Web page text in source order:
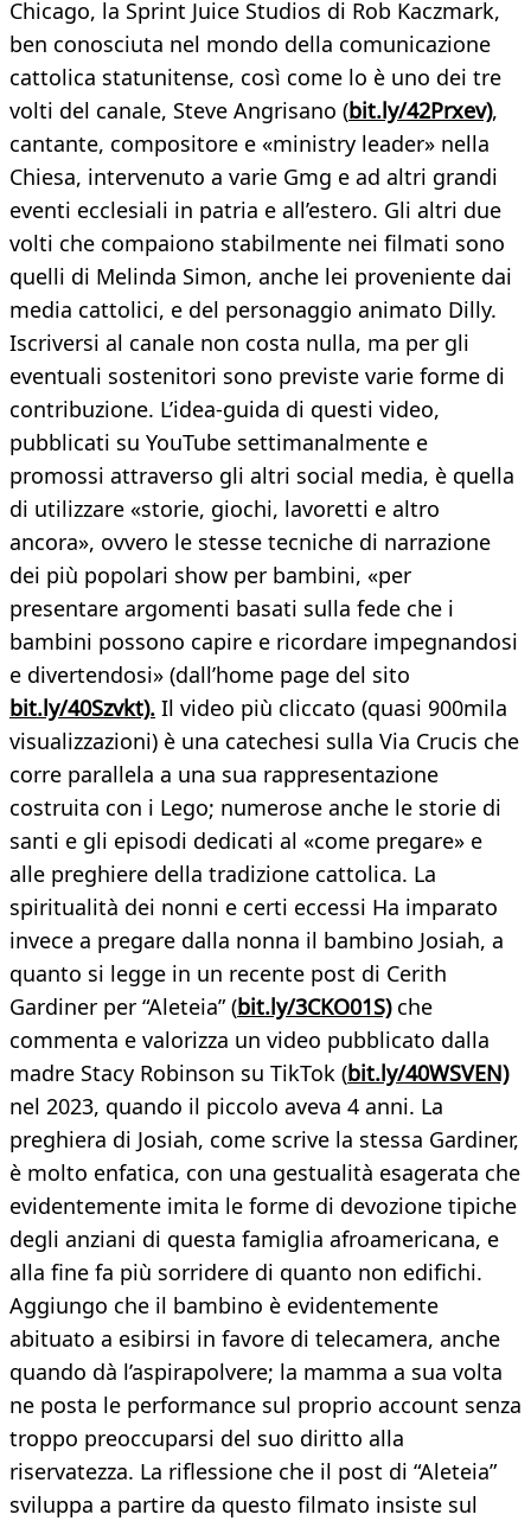
Chicago, la Sprint Juice Studios di Rob Kaczmark,
ben conosciuta nel mondo della comunicazione
cattolica statunitense, così come lo è uno dei tre
volti del canale, Steve Angrisano (bit.ly/42Prxev),
cantante, compositore e «ministry leader» nella
Chiesa, intervenuto a varie Gmg e ad altri grandi
eventi ecclesiali in patria e all’estero. Gli altri due
volti che compaiono stabilmente nei filmati sono
quelli di Melinda Simon, anche lei proveniente dai
media cattolici, e del personaggio animato Dilly.
Iscriversi al canale non costa nulla, ma per gli
eventuali sostenitori sono previste varie forme di
contribuzione. L’idea-guida di questi video,
pubblicati su YouTube settimanalmente e
promossi attraverso gli altri social media, è quella
di utilizzare «storie, giochi, lavoretti e altro
ancora», ovvero le stesse tecniche di narrazione
dei più popolari show per bambini, «per
presentare argomenti basati sulla fede che i
bambini possono capire e ricordare impegnandosi
e divertendosi» (dall’home page del sito
bit.ly/40Szvkt). Il video più cliccato (quasi 900mila
visualizzazioni) è una catechesi sulla Via Crucis che
corre parallela a una sua rappresentazione
costruita con i Lego; numerose anche le storie di
santi e gli episodi dedicati al «come pregare» e
alle preghiere della tradizione cattolica. La
spiritualità dei nonni e certi eccessi Ha imparato
invece a pregare dalla nonna il bambino Josiah, a
quanto si legge in un recente post di Cerith
Gardiner per “Aleteia” (bit.ly/3CKO01S)che
commenta e valorizza un video pubblicato dalla
madre Stacy Robinson su TikTok (bit.ly/40WSVEN)
nel 2023, quando il piccolo aveva 4 anni. La
preghiera di Josiah, come scrive la stessa Gardiner,
è molto enfatica, con una gestualità esagerata che
evidentemente imita le forme di devozione tipiche
degli anziani di questa famiglia afroamericana, e
alla fine fa più sorridere di quanto non edifichi.
Aggiungo che il bambino è evidentemente
abituato a esibirsi in favore di telecamera, anche
quando dà l’aspirapolvere; la mamma a sua volta
ne posta le performance sul proprio account senza
troppo preoccuparsi del suo diritto alla
riservatezza. La riflessione che il post di “Aleteia”
sviluppa a partire da questo filmato insiste sul